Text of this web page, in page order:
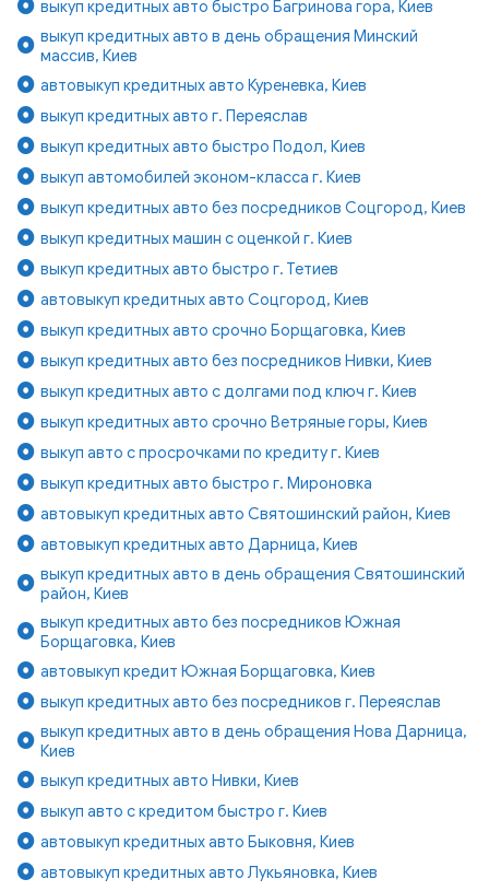
выкуп кредитных авто быстро Багринова гора, Киев
выкуп кредитных авто в день обращения Минский
массив, Киев
автовыкуп кредитных авто Куреневка, Киев
выкуп кредитных авто г. Переяслав
выкуп кредитных авто быстро Подол, Киев
выкуп автомобилей эконом-класса г. Киев
выкуп кредитных авто без посредников Соцгород, Киев
выкуп кредитных машин с оценкой г. Киев
выкуп кредитных авто быстро г. Тетиев
автовыкуп кредитных авто Соцгород, Киев
выкуп кредитных авто срочно Борщаговка, Киев
выкуп кредитных авто без посредников Нивки, Киев
выкуп кредитных авто с долгами под ключ г. Киев
выкуп кредитных авто срочно Ветряные горы, Киев
выкуп авто с просрочками по кредиту г. Киев
выкуп кредитных авто быстро г. Мироновка
автовыкуп кредитных авто Святошинский район, Киев
автовыкуп кредитных авто Дарница, Киев
выкуп кредитных авто в день обращения Святошинский
район, Киев
выкуп кредитных авто без посредников Южная
Борщаговка, Киев
автовыкуп кредит Южная Борщаговка, Киев
выкуп кредитных авто без посредников г. Переяслав
выкуп кредитных авто в день обращения Нова Дарница,
Киев
выкуп кредитных авто Нивки, Киев
выкуп авто с кредитом быстро г. Киев
автовыкуп кредитных авто Быковня, Киев
автовыкуп кредитных авто Лукьяновка, Киев